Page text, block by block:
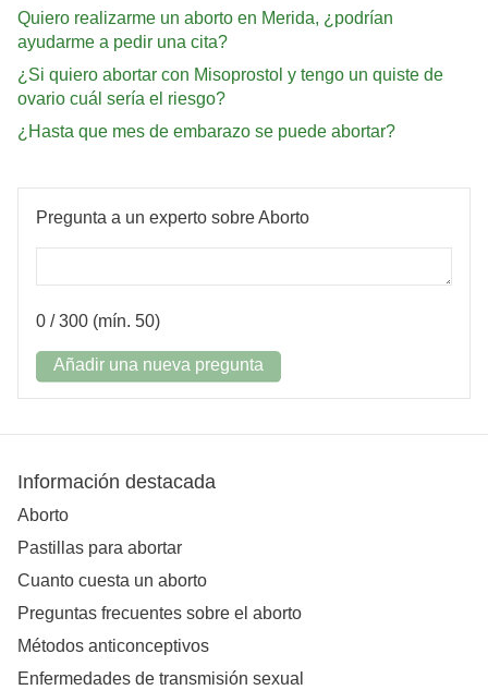
Quiero realizarme un aborto en Merida, ¿podrían
ayudarme a pedir una cita?
¿Si quiero abortar con Misoprostol y tengo un quiste de
ovario cuál sería el riesgo?
¿Hasta que mes de embarazo se puede abortar?
Pregunta a un experto sobre Aborto
0 / 300 (mín. 50)
Añadir una nueva pregunta
Información destacada
Aborto
Pastillas para abortar
Cuanto cuesta un aborto
Preguntas frecuentes sobre el aborto
Métodos anticonceptivos
Enfermedades de transmisión sexual